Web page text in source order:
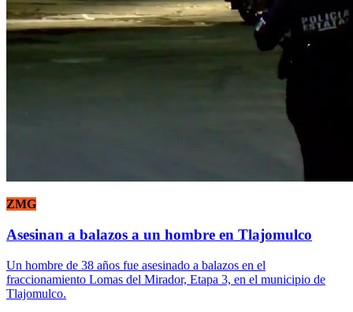
ZMG
Asesinan a balazos a un hombre en Tlajomulco
Un hombre de 38 años fue asesinado a balazos en el
fraccionamiento Lomas del Mirador, Etapa 3, en el municipio de
Tlajomulco.